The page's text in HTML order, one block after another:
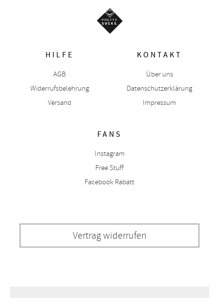
HILFE
AGB
Widerrufsbelehrung
Versand
KONTAKT
Über uns
Datenschutzerklärung
Impressum
FANS
Instagram
Free Stuff
Facebook Rabatt
Vertrag widerrufen